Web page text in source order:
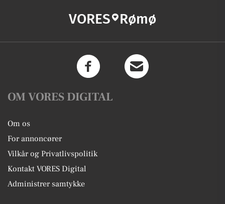
VORES Rømø
OM VORES DIGITAL
Om os
For annoncører
Vilkår og Privatlivspolitik
Kontakt VORES Digital
Administrer samtykke